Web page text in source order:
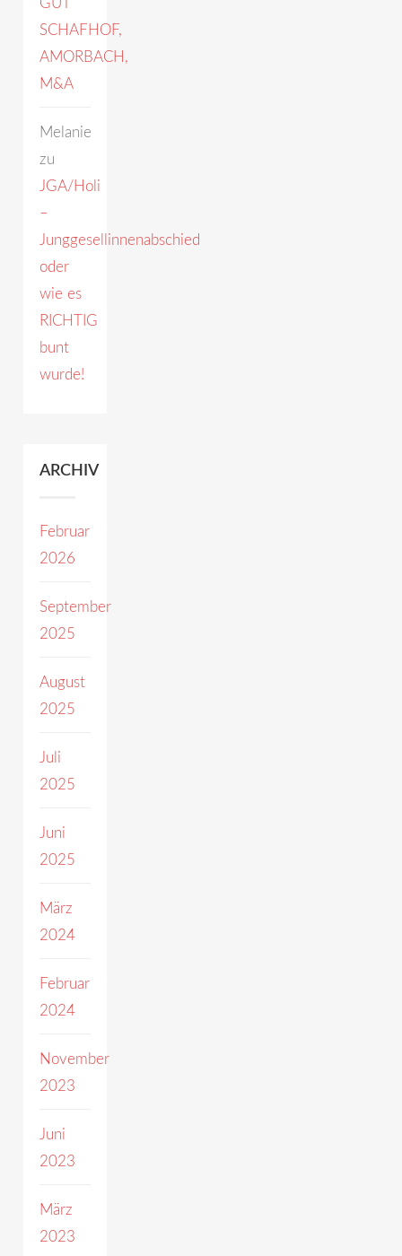
SCHAFHOF,
AMORBACH,
M&A
Melanie
zu
JGA/Holi
–
Junggesellinnenabschied
oder
wie es
RICHTIG
bunt
wurde!
ARCHIV
Februar
2026
September
2025
August
2025
Juli
2025
Juni
2025
März
2024
Februar
2024
November
2023
Juni
2023
März
2023